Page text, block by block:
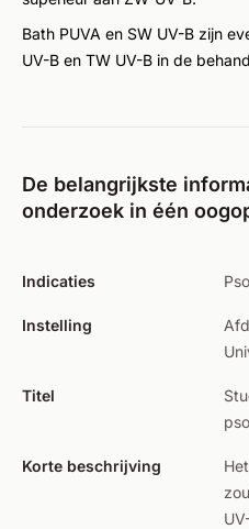
Bath PUVA en SW UV-B zijn
UV-B en TW UV-B in de
De belangrijkste
onderzoek in één
Indicaties
Instelling
Titel
Korte beschrijving